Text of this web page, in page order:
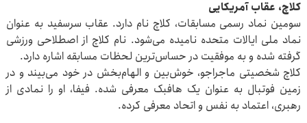
کلاچ، عقاب آمریکایی
سومین نماد رسمی مسابقات، کلاچ نام دارد. عقاب سرسفید به عنوان
نماد ملی ایالات متحده نامیده می‌شود. نام کلاچ از اصطلاحی ورزشی
گرفته شده و به موفقیت در حساس‌ترین لحظات مسابقه اشاره دارد.
کلاچ شخصیتی ماجراجو، خوش‌بین و الهام‌بخش در خود می‌بیند و در
زمین فوتبال به عنوان یک هافبک معرفی شده. فیفا، او را نمادی از
رهبری، اعتماد به نفس و اتحاد معرفی کرده.